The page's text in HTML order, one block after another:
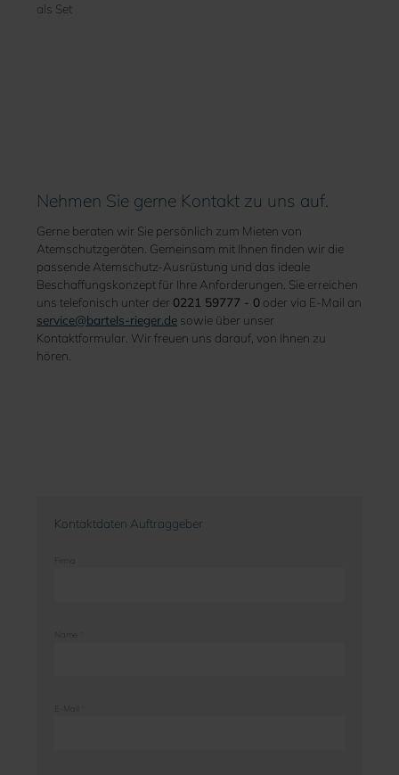
als Set
Nehmen Sie gerne Kontakt zu uns auf.
Gerne beraten wir Sie persönlich zum Mieten von
Atemschutzgeräten. Gemeinsam mit Ihnen finden wir die
passende Atemschutz-Ausrüstung und das ideale
Beschaffungskonzept für Ihre Anforderungen. Sie erreichen
uns telefonisch unter der 0221 59777 - 0 oder via E-Mail an
service@bartels-rieger.de sowie über unser
Kontaktformular. Wir freuen uns darauf, von Ihnen zu
hören.
Kontaktdaten Auftraggeber
*
E-Mail *